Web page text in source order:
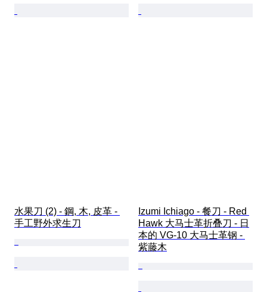
水果刀 (2) - 鋼, 木, 皮革 -
手工野外求生刀
Izumi Ichiago - 餐刀 - Red
Hawk 大马士革折叠刀 - 日
本的 VG-10 大马士革钢 -
紫藤木